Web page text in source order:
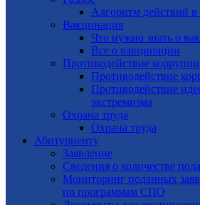
Алгоритм действий
Вакцинация
Что нужно знать о
Все о вакцинации
Противодействие
Противодействие
Противодействие
экстремизма
Охрана труда
Охрана труда
Абитуриенту
Заявление
Cведения о количестве
Мониторинг поданных
по программам СПО